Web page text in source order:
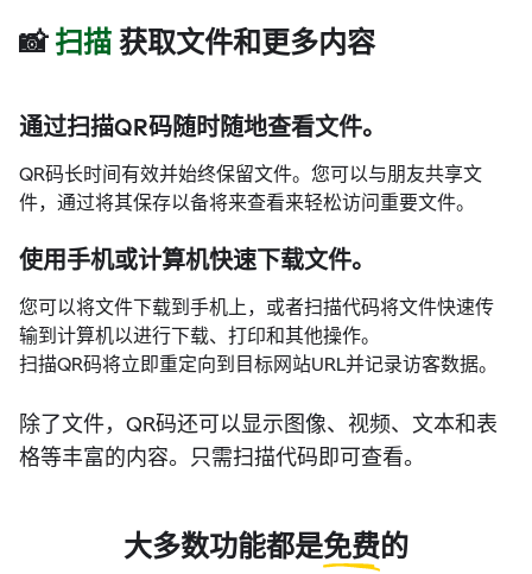
📸 扫描 获取文件和更多内容
通过扫描QR码随时随地查看文件。
QR码长时间有效并始终保留文件。您可以与朋友共享文
件，通过将其保存以备将来查看来轻松访问重要文件。
使用手机或计算机快速下载文件。
您可以将文件下载到手机上，或者扫描代码将文件快速传
输到计算机以进行下载、打印和其他操作。
扫描QR码将立即重定向到目标网站URL并记录访客数据。
除了文件，QR码还可以显示图像、视频、文本和表
格等丰富的内容。只需扫描代码即可查看。
大多数功能都是免费的